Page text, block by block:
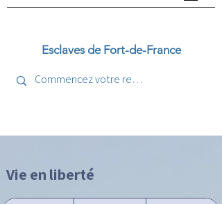
Esclaves de Fort-de-France
Vie en liberté